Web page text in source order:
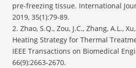
pre-freezing tissue. International
2019, 35(1):79-89.
2. Zhao, S.Q., Zou, J.C., Zhang, A.L.,
Heating Strategy for Thermal
IEEE Transactions on Biomedical
66(9):2663-2670.